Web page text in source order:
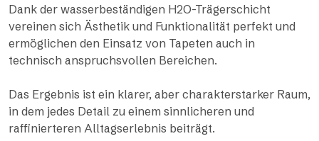
Dank der wasserbeständigen H2O-Trägerschicht
vereinen sich Ästhetik und Funktionalität perfekt und
ermöglichen den Einsatz von Tapeten auch in
technisch anspruchsvollen Bereichen.
Das Ergebnis ist ein klarer, aber charakterstarker Raum,
in dem jedes Detail zu einem sinnlicheren und
raffinierteren Alltagserlebnis beiträgt.